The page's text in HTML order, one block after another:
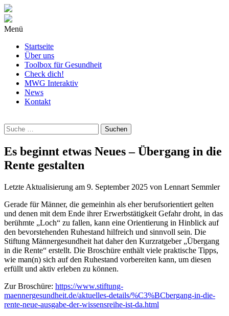
Menü
Startseite
Über uns
Toolbox für Gesundheit
Check dich!
MWG Interaktiv
News
Kontakt
suchst
Du?
Es beginnt etwas Neues – Übergang in die
Rente gestalten
Letzte Aktualisierung am 9. September 2025 von Lennart Semmler
Gerade für Männer, die gemeinhin als eher berufsorientiert gelten
und denen mit dem Ende ihrer Erwerbstätigkeit Gefahr droht, in das
berühmte „Loch“ zu fallen, kann eine Orientierung in Hinblick auf
den bevorstehenden Ruhestand hilfreich und sinnvoll sein. Die
Stiftung Männergesundheit hat daher den Kurzratgeber „Übergang
in die Rente“ erstellt. Die Broschüre enthält viele praktische Tipps,
wie man(n) sich auf den Ruhestand vorbereiten kann, um diesen
erfüllt und aktiv erleben zu können.
Zur Broschüre: https://www.stiftung-
maennergesundheit.de/aktuelles-details/%C3%BCbergang-in-die-
rente-neue-ausgabe-der-wissensreihe-ist-da.html